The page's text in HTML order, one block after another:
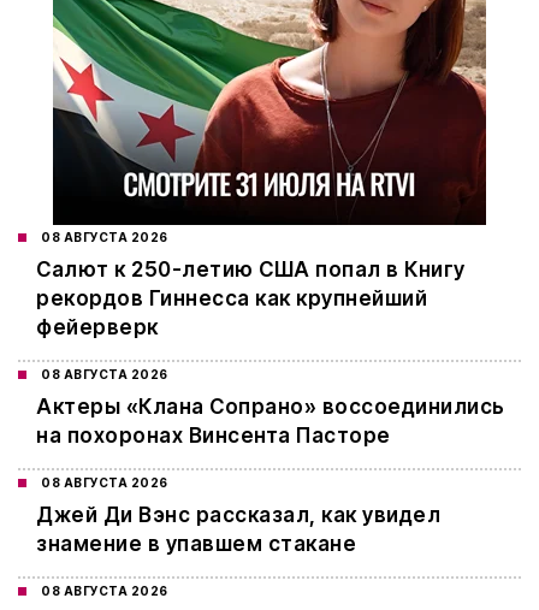
08 АВГУСТА 2026
Салют к 250-летию США попал в Книгу
рекордов Гиннесса как крупнейший
фейерверк
08 АВГУСТА 2026
Актеры «Клана Сопрано» воссоединились
на похоронах Винсента Пасторе
08 АВГУСТА 2026
Джей Ди Вэнс рассказал, как увидел
знамение в упавшем стакане
08 АВГУСТА 2026